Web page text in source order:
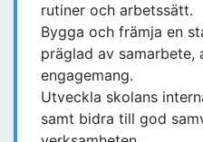
rutiner och arbetssätt.
Bygga och främja en
präglad av samarbete,
engagemang.
Utveckla skolans
samt bidra till god